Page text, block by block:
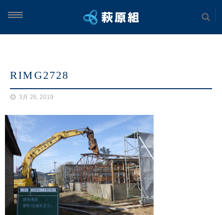
内
木工事
上工事
築工事
RIMG2728
3月 26, 2019